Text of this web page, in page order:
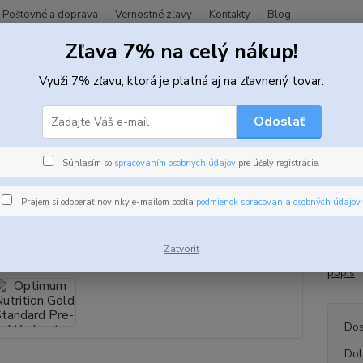
Poštovné a doprava Vernostné zľavy Kontakty Blog
Hľadať
Predtréningové doplnky Optimum Nutrition Gold
Nutrition Gold Standard
popis
Zľava 7% na celý nákup!
Využi 7% zľavu, ktorá je platná aj na zľavnený tovar.
Odoslať
Súhlasím so spracovaním osobných údajov pre účely registrácie.
Prajem si odoberať novinky e-mailom podľa podmienok spracovania osobných údajov.
Zatvoriť